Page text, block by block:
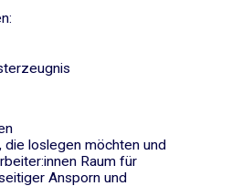
, die loslegen möchten und
Raum für
Ansporn und